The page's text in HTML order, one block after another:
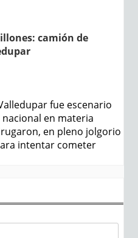
camión de
fue escenario
en materia
en pleno jolgorio
intentar cometer